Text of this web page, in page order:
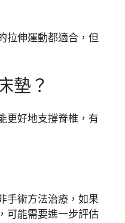
拉伸運動都適合，但
墊？
更好地支撐脊椎，有
手術方法治療，如果
可能需要進一步評估